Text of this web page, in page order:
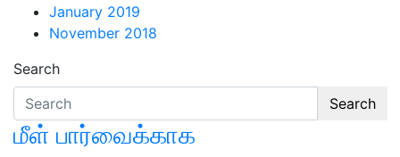
January 2019
November 2018
Search
Search
மீள் பார்வைக்காக